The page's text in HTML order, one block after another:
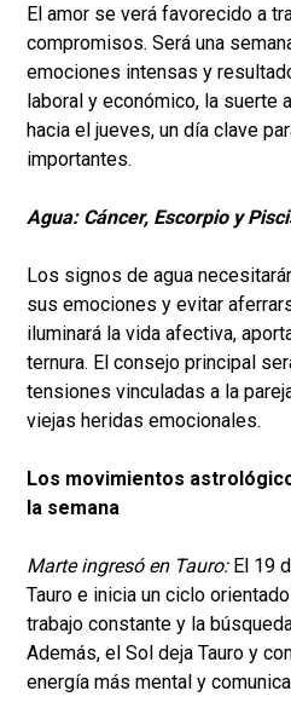
El amor se verá favorecido a
compromisos. Será una
emociones intensas y
laboral y económico, la suerte
hacia el jueves, un día clave
importantes.
Agua: Cáncer, Escorpio y
Los signos de agua
sus emociones y evitar
iluminará la vida afectiva,
ternura. El consejo principal
tensiones vinculadas a la
viejas heridas emocionales.
Los movimientos
la semana
Marte ingresó en Tauro: El 19
Tauro e inicia un ciclo
trabajo constante y la
Además, el Sol deja Tauro y
energía más mental y